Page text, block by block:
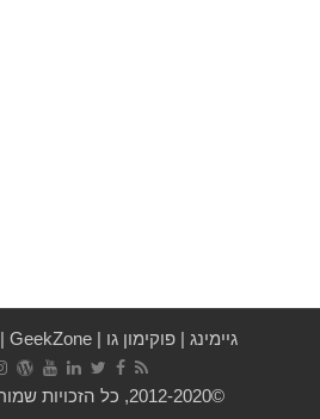
גיימינג| פוקימון גו|
GeekZone
|
©2012-2020, כל הזכויות שמורות לבעלי האתר